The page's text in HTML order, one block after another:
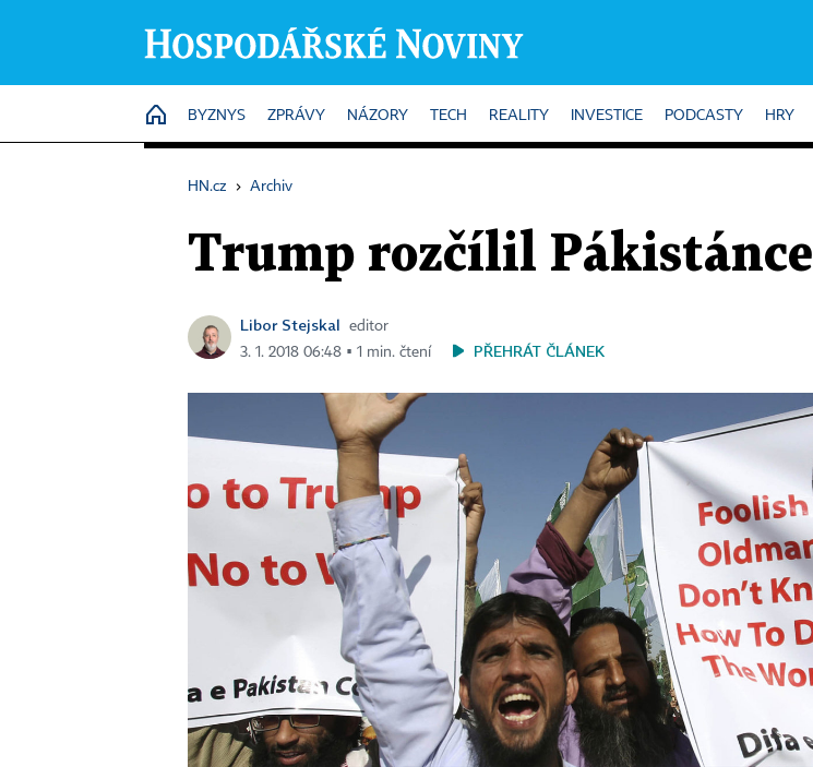
HOME
BYZNYS ZPRÁVY NÁZORY TECH REALITY INVESTICE PODCASTY HRY
HN.cz › Archiv
Trump rozčílil Pákistánce
Libor Stejskal
editor
3. 1. 2018 06:48 ▪ 1 min. čtení
PŘEHRÁT ČLÁNEK